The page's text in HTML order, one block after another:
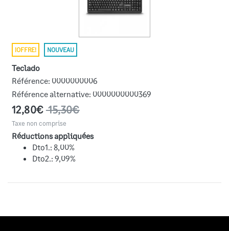
¡OFFRE! NOUVEAU
Teclado
Référence: 0000000006
Référence alternative: 0000000000369
12,80€ 15,30€
Taxe non comprise
Réductions appliquées
Dto1.: 8,00%
Dto2.: 9,09%